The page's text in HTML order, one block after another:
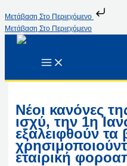
Μετάβαση Στο Περιεχόμενο
Μετάβαση Στο Περιεχόμενο
Νέοι κανόνες
ισχύ, την 1η
εξαλειφθούν
εταιρική